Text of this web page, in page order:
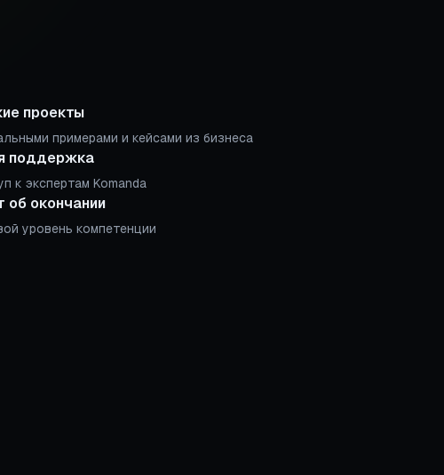
проекты
примерами и кейсами из бизнеса
поддержка
к экспертам Komanda
об окончании
уровень компетенции